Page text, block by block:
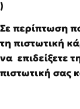
)
Σε περίπτωση
τη πιστωτική
να επιδείξετε
πιστωτική σας